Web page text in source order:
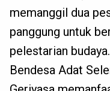
memanggil dua
panggung untuk
pelestarian budaya.
Bendesa Adat
Geriyasa